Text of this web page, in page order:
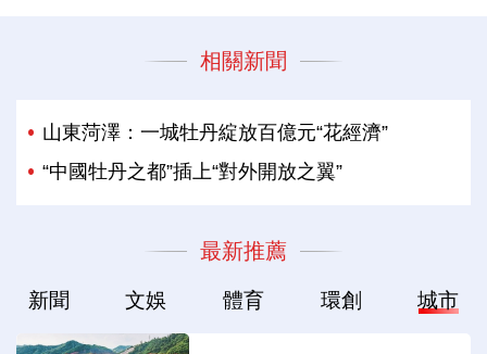
相關新聞
山東菏澤：一城牡丹綻放百億元“花經濟”
“中國牡丹之都”插上“對外開放之翼”
最新推薦
新聞 文娛 體育 環創 城市